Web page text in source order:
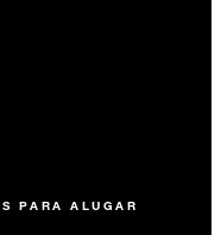
PARA ALUGAR